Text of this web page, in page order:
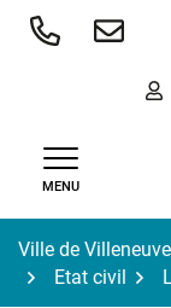
Aller
MENU
Ville de
Etat civil